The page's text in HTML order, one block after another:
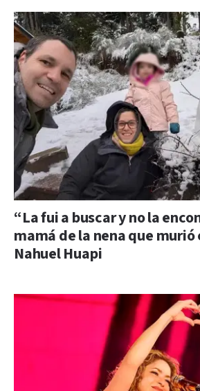
“La fui a buscar y no la
mamá de la nena que murió
Nahuel Huapi